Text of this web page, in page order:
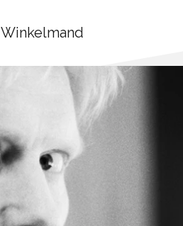
Winkelmand